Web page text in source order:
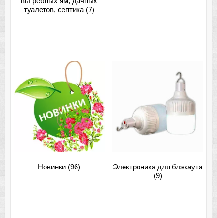
туалетов, септика (7)
Новинки (96)
Электроника для блэкаута
(9)